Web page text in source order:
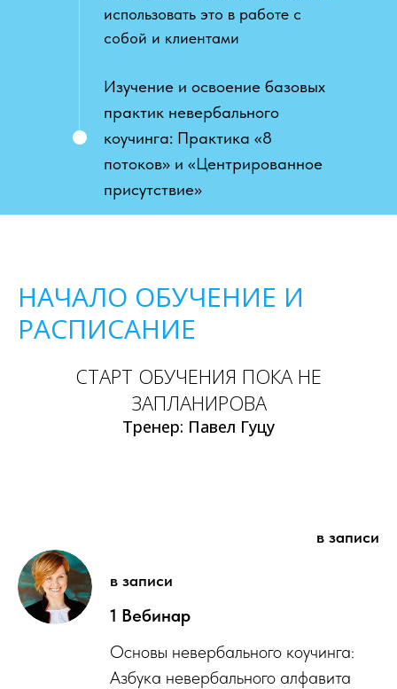
Изучение и освоение базовых
практик невербального
коучинга: Практика «8
потоков» и «Центрированное
присутствие»
использовать это в работе с
собой и клиентами
НАЧАЛО ОБУЧЕНИЕ И
РАСПИСАНИЕ
СТАРТ ОБУЧЕНИЯ ПОКА НЕ
ЗАПЛАНИРОВА
Тренер: Павел Гуцу
в записи
в записи
1 Вебинар
Основы невербального коучинга:
Азбука невербального алфавита